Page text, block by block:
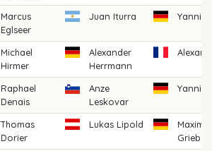
Marcus
Eglseer
Juan Iturra
Michael
Hirmer
Alexander
Herrmann
Raphael
Denais
Anze
Leskovar
Yannik
Thomas
Dorier
Lukas Lipold
Grieb